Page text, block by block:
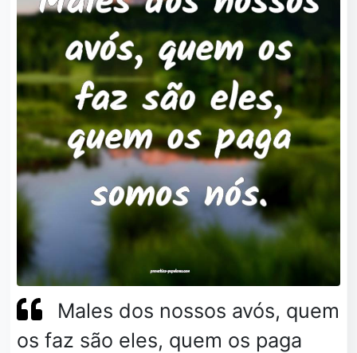
Males dos nossos avós, quem
os faz são eles, quem os paga